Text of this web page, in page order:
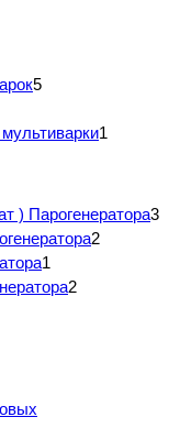
5
1
) Парогенератора3
2
1
2